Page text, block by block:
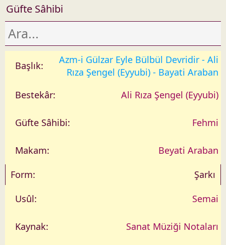
Güfte Sâhibi
Azm-i Gülzar Eyle Bülbül Devridir - Ali
Rıza Şengel (Eyyubi) - Bayati Araban
Ali Rıza Şengel (Eyyubi)
Fehmi
Beyati Araban
Şarkı
Semai
Sanat Müziği Notaları